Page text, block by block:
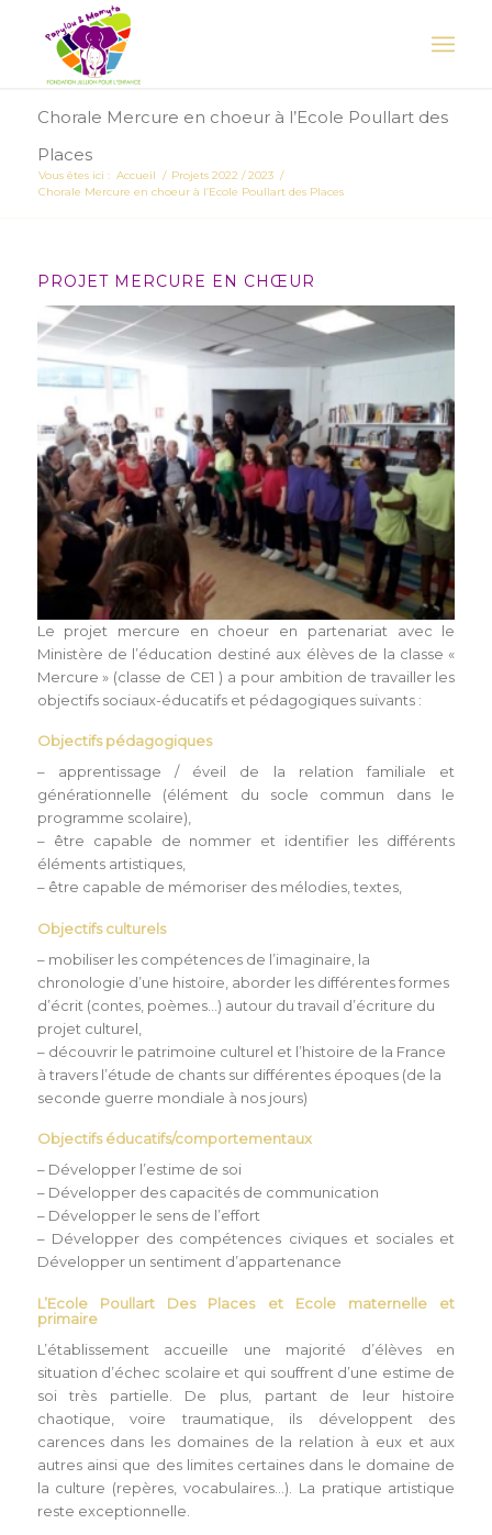
Chorale Mercure en choeur à l’Ecole Poullart des
Places
Vous êtes ici : Accueil / Projets 2022 / 2023 /
Chorale Mercure en choeur à l’Ecole Poullart des Places
PROJET MERCURE EN CHŒUR
Le projet mercure en choeur en partenariat avec le
Ministère de l’éducation destiné aux élèves de la classe «
Mercure » (classe de CE1 ) a pour ambition de travailler les
objectifs sociaux-éducatifs et pédagogiques suivants :
Objectifs pédagogiques
– apprentissage / éveil de la relation familiale et
générationnelle (élément du socle commun dans le
programme scolaire),
– être capable de nommer et identifier les différents
éléments artistiques,
– être capable de mémoriser des mélodies, textes,
Objectifs culturels
– mobiliser les compétences de l’imaginaire, la
chronologie d’une histoire, aborder les différentes formes
d’écrit (contes, poèmes…) autour du travail d’écriture du
projet culturel,
– découvrir le patrimoine culturel et l’histoire de la France
à travers l’étude de chants sur différentes époques (de la
seconde guerre mondiale à nos jours)
Objectifs éducatifs/comportementaux
– Développer l’estime de soi
– Développer des capacités de communication
– Développer le sens de l’effort
– Développer des compétences civiques et sociales et
Développer un sentiment d’appartenance
L’Ecole Poullart Des Places et Ecole maternelle et
primaire
L’établissement accueille une majorité d’élèves en
situation d’échec scolaire et qui souffrent d’une estime de
soi très partielle. De plus, partant de leur histoire
chaotique, voire traumatique, ils développent des
carences dans les domaines de la relation à eux et aux
autres ainsi que des limites certaines dans le domaine de
la culture (repères, vocabulaires…). La pratique artistique
reste exceptionnelle.